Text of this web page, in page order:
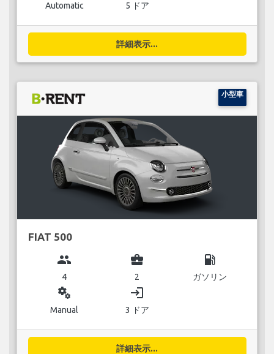
Automatic 5 ドア
詳細表示...
小型車
FIAT 500
group
4
business_center
2
local_gas_station
ガソリン
miscellaneous_services
Manual
login
3 ドア
詳細表示...